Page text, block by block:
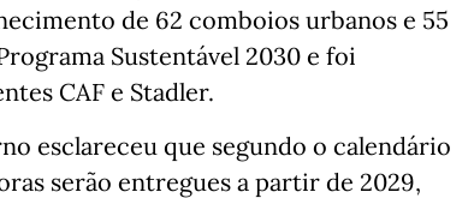
de 62 comboios urbanos e 55
Sustentável 2030 e foi
CAF e Stadler.
esclareceu que segundo o calendário
serão entregues a partir de 2029,